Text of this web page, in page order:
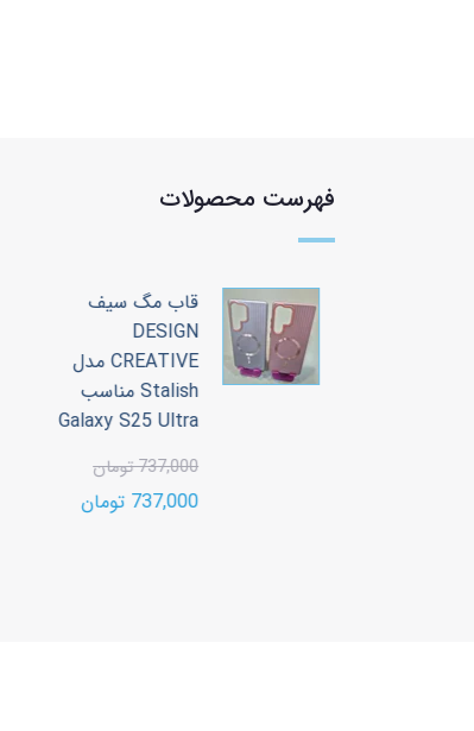
فهرست محصولات
قاب مگ سیف
DESIGN
CREATIVE مدل
Stalish مناسب
Galaxy S25 Ultra
737,000 تومان
737,000 تومان